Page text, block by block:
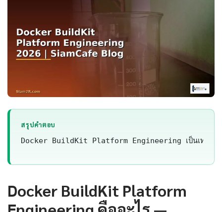
สรุปคำตอบ
Docker BuildKit Platform Engineering เป็นเทคโนโ
Docker BuildKit Platform